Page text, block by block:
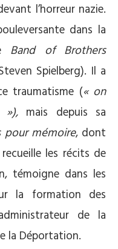
l’horreur nazie.
dans la
Band of Brothers
Spielberg). Il a
traumatisme (« on
»), mais depuis sa
pour mémoire, dont
les récits de
témoigne dans les
la formation des
de la
la Déportation.